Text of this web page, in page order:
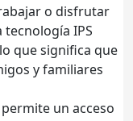
o disfrutar
tecnología IPS
que significa que
y familiares
permite un acceso